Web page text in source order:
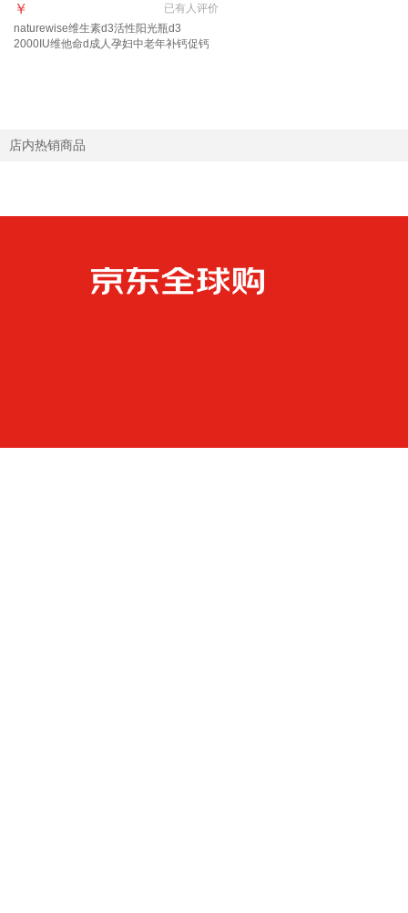
已有人评价
￥
naturewise维生素d3活性阳光瓶d3
2000IU维他命d成人孕妇中老年补钙促钙
店内热销商品